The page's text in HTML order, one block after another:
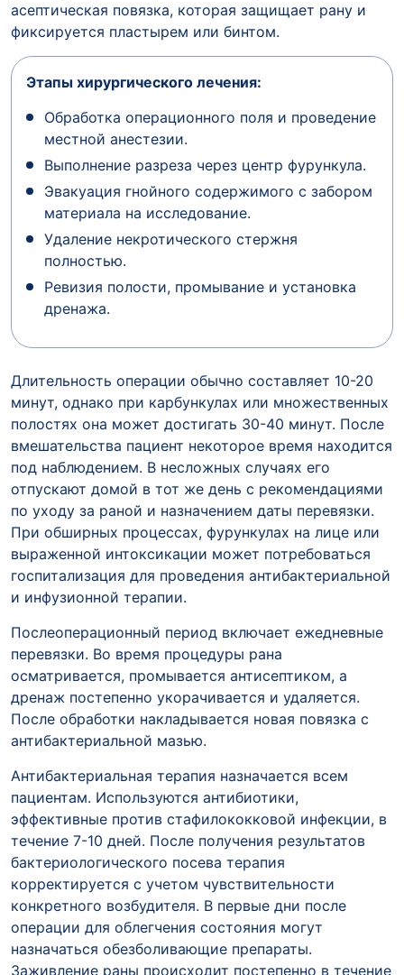
асептическая повязка, которая защищает рану и
фиксируется пластырем или бинтом.
Этапы хирургического лечения:
Обработка операционного поля и проведение
местной анестезии.
Выполнение разреза через центр фурункула.
Эвакуация гнойного содержимого с забором
материала на исследование.
Удаление некротического стержня
полностью.
Ревизия полости, промывание и установка
дренажа.
Длительность операции обычно составляет 10-20
минут, однако при карбункулах или множественных
полостях она может достигать 30-40 минут. После
вмешательства пациент некоторое время находится
под наблюдением. В несложных случаях его
отпускают домой в тот же день с рекомендациями
по уходу за раной и назначением даты перевязки.
При обширных процессах, фурункулах на лице или
выраженной интоксикации может потребоваться
госпитализация для проведения антибактериальной
и инфузионной терапии.
Послеоперационный период включает ежедневные
перевязки. Во время процедуры рана
осматривается, промывается антисептиком, а
дренаж постепенно укорачивается и удаляется.
После обработки накладывается новая повязка с
антибактериальной мазью.
Антибактериальная терапия назначается всем
пациентам. Используются антибиотики,
эффективные против стафилококковой инфекции, в
течение 7-10 дней. После получения результатов
бактериологического посева терапия
корректируется с учетом чувствительности
конкретного возбудителя. В первые дни после
операции для облегчения состояния могут
назначаться обезболивающие препараты.
Заживление раны происходит постепенно в течение